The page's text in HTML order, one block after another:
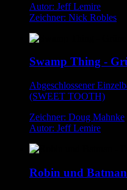
Autor: Jeff Lemire
Zeichner: Nick Robles
Swamp Thing -
Abgeschlossener
(SWEET TOOTH)
Zeichner: Doug Mahnke
Autor: Jeff Lemire
Robin und